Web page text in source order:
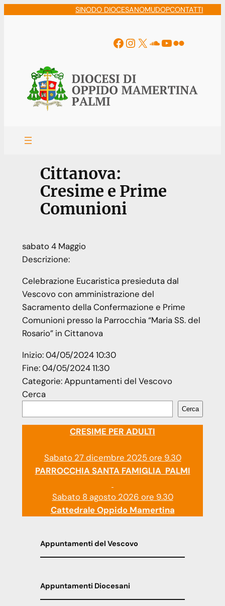
SINODO DIOCESANOMUDOPCONTATTI
Facebook
Instagram
X Soundcloud
YouTube
Flickr
Cittanova:
Cresime e Prime
Comunioni
sabato4 Maggio
Descrizione:
Celebrazione Eucaristica presieduta dal
Vescovo con amministrazione del
Sacramento della Confermazione e Prime
Comunioni presso la Parrocchia “Maria SS. del
Rosario” in Cittanova
Inizio:04/05/2024 10:30
Fine:04/05/2024 11:30
Categorie:Appuntamenti del Vescovo
Cerca
Cerca
CRESIME PER ADULTI
Sabato 27 dicembre 2025 ore 9.30
PARROCCHIA SANTA FAMIGLIA PALMI
Sabato 8 agosto 2026 ore 9.30
Cattedrale Oppido Mamertina
Appuntamenti del Vescovo
Appuntamenti Diocesani